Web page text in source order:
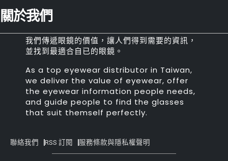
關於我們
我們傳遞眼鏡的價值，讓人們得到需要的資訊，
並找到最適合自已的眼鏡。
As a top eyewear distributor in Taiwan,
we deliver the value of eyewear, offer
the eyewear information people needs,
and guide people to find the glasses
that suit themself perfectly.
聯絡我們 RSS 訂閱 服務條款與隱私權聲明